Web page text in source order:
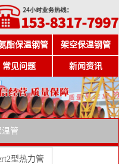
酯保温钢管 架空保温钢管
常见问题 新闻资讯
温管
型热力管